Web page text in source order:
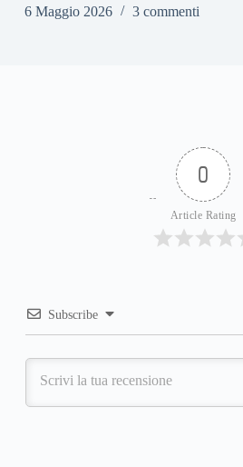
6 Maggio 2026 3 commenti
0
Article Rating
Subscribe